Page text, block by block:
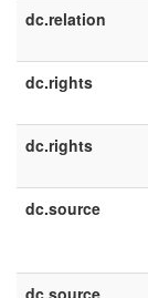
dc.relation
dc.rights
dc.rights
dc.source
dc.source